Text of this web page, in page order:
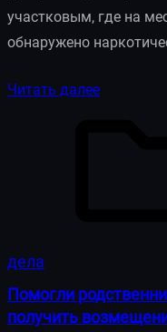
участковым, где на
обнаружено
Читать далее
дела
Помогли
получить